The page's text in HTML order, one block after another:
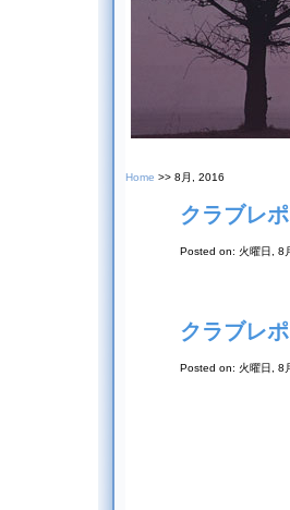
Home >> 8月, 2016
クラブレ
Posted on: 火曜日, 8
クラブレ
Posted on: 火曜日, 8